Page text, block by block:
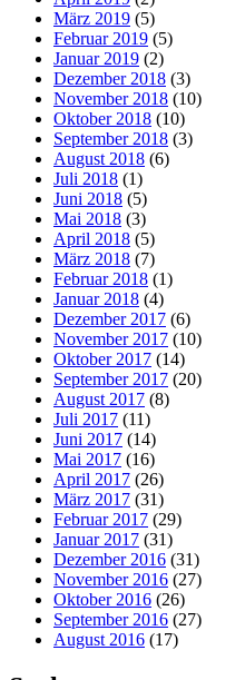
März 2019 (5)
Februar 2019 (5)
Januar 2019 (2)
Dezember 2018 (3)
November 2018 (10)
Oktober 2018 (10)
September 2018 (3)
August 2018 (6)
Juli 2018 (1)
Juni 2018 (5)
Mai 2018 (3)
April 2018 (5)
März 2018 (7)
Februar 2018 (1)
Januar 2018 (4)
Dezember 2017 (6)
November 2017 (10)
Oktober 2017 (14)
September 2017 (20)
August 2017 (8)
Juli 2017 (11)
Juni 2017 (14)
Mai 2017 (16)
April 2017 (26)
März 2017 (31)
Februar 2017 (29)
Januar 2017 (31)
Dezember 2016 (31)
November 2016 (27)
Oktober 2016 (26)
September 2016 (27)
August 2016 (17)